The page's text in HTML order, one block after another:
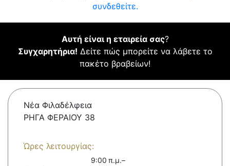
συνδεθείτε.
Αυτή είναι η εταιρεία σας?
Συγχαρητήρια! Δείτε πώς μπορείτε να λάβετε το
πακέτο βραβείων!
Νέα Φιλαδέλφεια
ΡΗΓΑ ΦΕΡΑΙΟΥ 38
Ώρες λειτουργίας:
9:00 π.μ.–